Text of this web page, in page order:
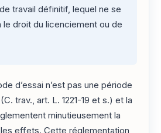
travail définitif, lequel ne se
le droit du licenciement ou de
d’essai n’est pas une période
trav., art. L. 1221-19 et s.) et la
minutieusement la
effets. Cette réglementation